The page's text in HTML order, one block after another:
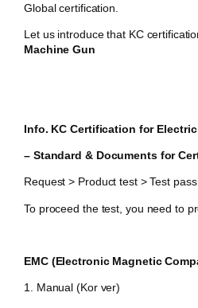
Global certification.
Let us introduce that KC
Machine Gun
Info. KC Certification for
– Standard & Documents for
Request > Product test > Test
To proceed the test, you need to
EMC (Electronic Magnetic
1. Manual (Kor ver)